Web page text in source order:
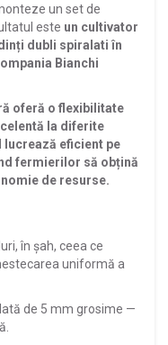
un set de
este un cultivator
dubli spiralati în
Bianchi
oferă o flexibilitate
la diferite
eficient pe
fermierilor să obțină
de resurse.
în șah, ceea ce
uniformă a
de 5 mm grosime —